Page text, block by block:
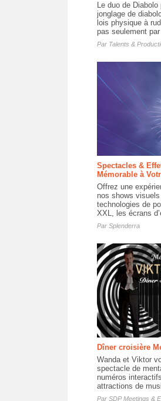
Le duo de
jonglage de
lois physique à
pas seulement
Par Talents &
Spectacles &
Mémorable à
Offrez une
nos shows
technologies de
XXL, les écrans
Par Splenderra
Dîner croisière
Wanda et Viktor
spectacle de
numéros
attractions de
Par SDP Meetings &